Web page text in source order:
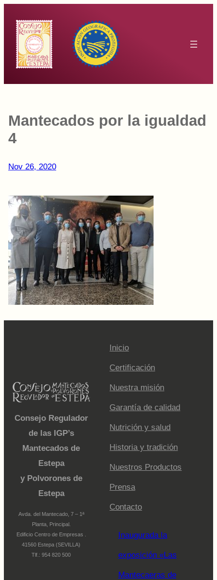
contenido
Mantecados por la igualdad
4
Nov 26, 2020
Consejo Regulador
de las IGP’s
Mantecados de
Estepa
y Polvorones de
Estepa
Avda. del Mantecado, 7 – 1ª
Planta, Principal.
Edificio Centro de Empresas .
41560 Estepa (SEVILLA)
Tlf.: 954 820 500
Inicio
Certificación
Nuestra misión
Garantía de calidad
Nutrición y salud
Historia y tradición
Nuestros Productos
Prensa
Contacto
Inaugurada la
exposición «Las
Mantecaeras de